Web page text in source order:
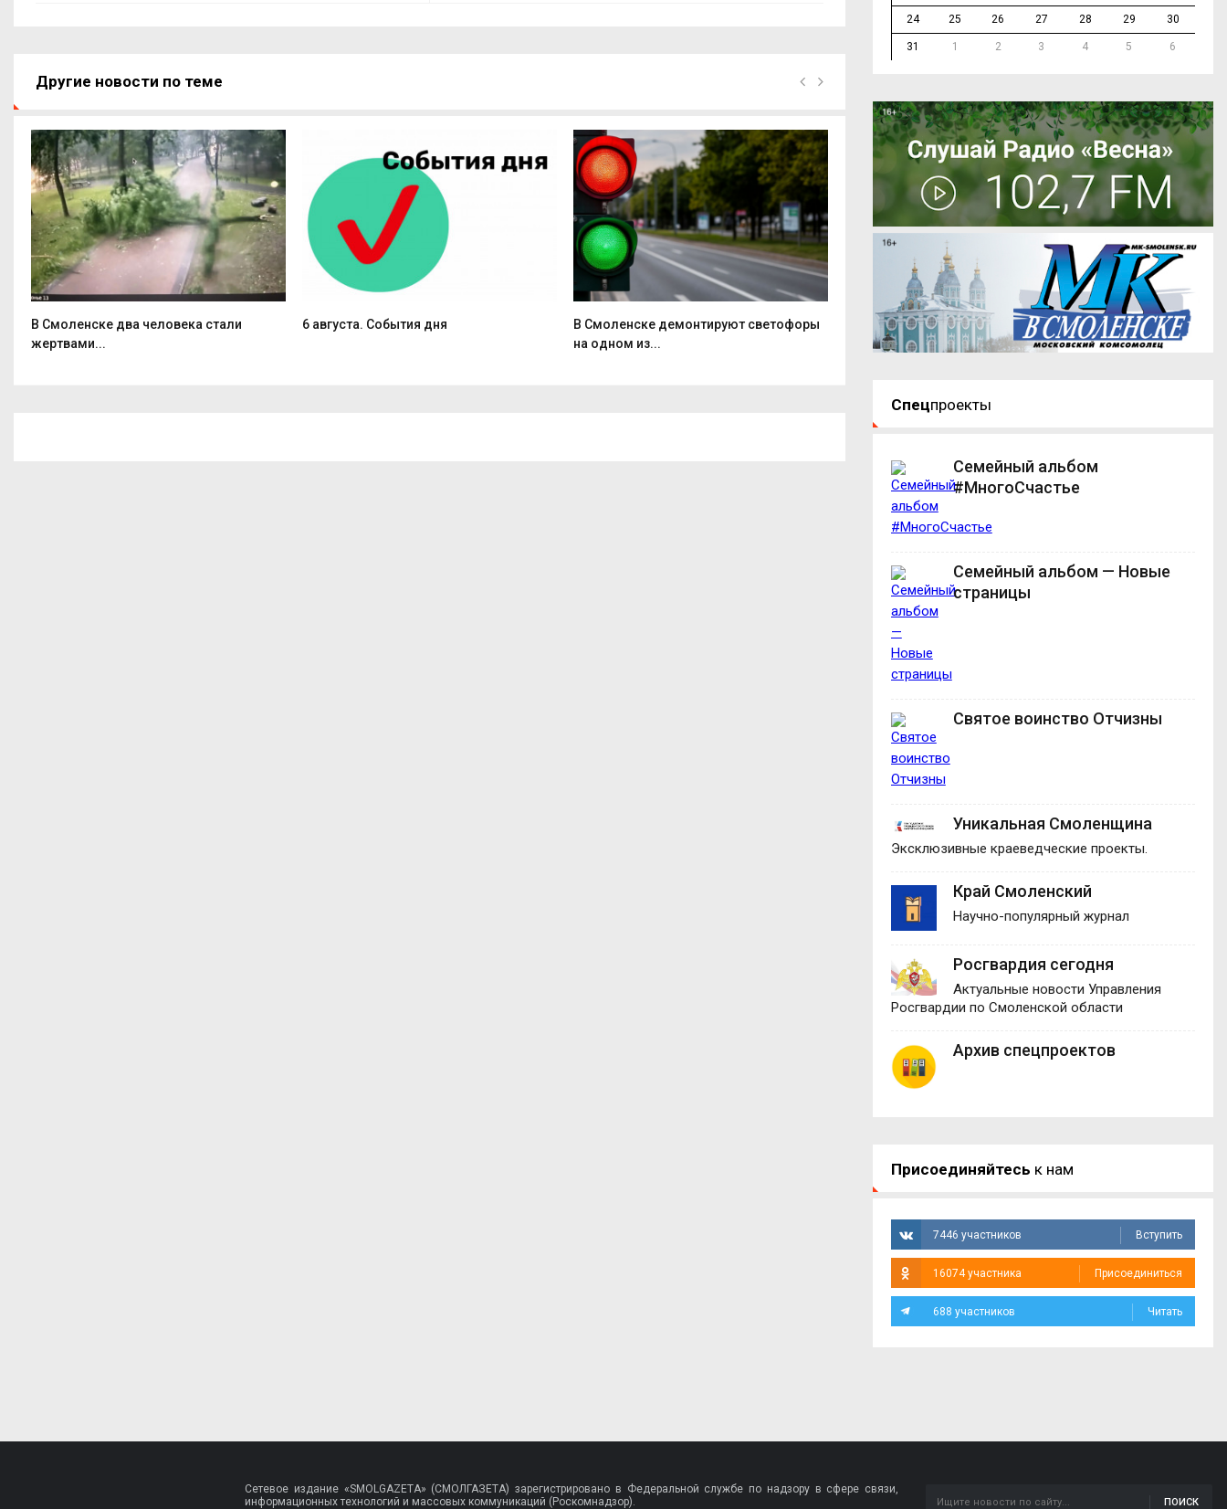
Другие новости по теме
В Смоленске два человека стали
жертвами...
6 августа. События дня
В Смоленске демонтируют светофоры
на одном из...
В Руднянском округе пожар уничтожил
гараж с...
Смолянка взяла
24 25 26 27 28 29 30
31 1 2 3 4 5 6
Спецпроекты
Семейный альбом
#МногоСчастье
Семейный альбом — Новые
страницы
Святое воинство Отчизны
Уникальная Смоленщина
Эксклюзивные краеведческие проекты.
Край Смоленский
Научно-популярный журнал
Росгвардия сегодня
Актуальные новости Управления
Росгвардии по Смоленской области
Архив спецпроектов
Присоединяйтесь к нам
7446 участников Вступить
16074 участника Присоединиться
688 участников Читать
Сетевое издание «SMOLGAZETA» (СМОЛГАЗЕТА) зарегистрировано в Федеральной службе по надзору в сфере связи,
информационных технологий и массовых коммуникаций (Роскомнадзор).
ПОИСК